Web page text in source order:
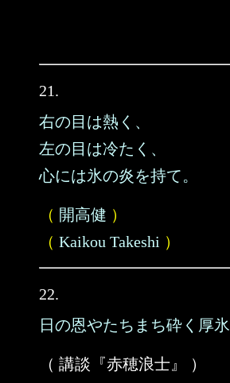
21.
右の目は熱く、
左の目は冷たく、
心には氷の炎を持て。
（ 開高健 ）
（ Kaikou Takeshi ）
22.
日の恩やたちまち砕く厚氷
（ 講談『赤穂浪士』 ）